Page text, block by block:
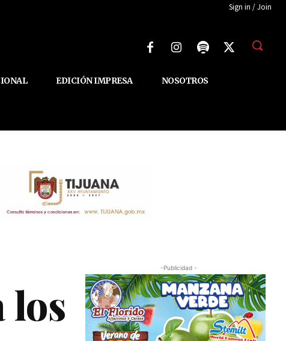
Sign in / Join
EDICIÓN IMPRESA NOSOTROS
los
-Publicidad -